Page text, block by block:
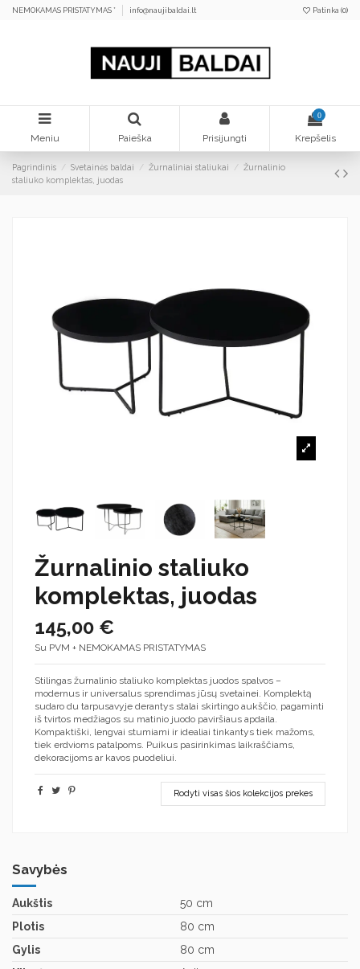
NEMOKAMAS PRISTATYMAS * info@naujibaldai.lt Patinka (0)
Meniu Paieška Prisijungti
0
Krepšelis
Pagrindinis Svetainės baldai Žurnaliniai staliukai
Žurnalinio
staliuko komplektas, juodas
Žurnalinio staliuko
komplektas, juodas
145,00 €
Su PVM + NEMOKAMAS PRISTATYMAS
Stilingas žurnalinio staliuko komplektas juodos spalvos –
modernus ir universalus sprendimas jūsų svetainei. Komplektą
sudaro du tarpusavyje derantys stalai skirtingo aukščio, pagaminti
iš tvirtos medžiagos su matinio juodo paviršiaus apdaila.
Kompaktiški, lengvai stumiami ir idealiai tinkantys tiek mažoms,
tiek erdvioms patalpoms. Puikus pasirinkimas laikraščiams,
dekoracijoms ar kavos puodeliui.
Rodyti visas šios kolekcijos prekes
Savybės
Aukštis
50 cm
Plotis
80 cm
Gylis
80 cm